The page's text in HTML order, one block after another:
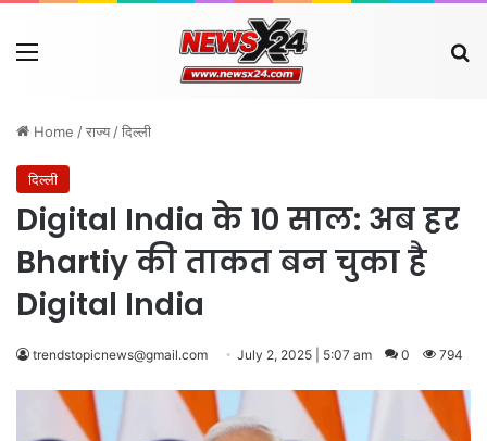
Menu
Home /राज्य /दिल्ली
दिल्ली
Digital India के 10 साल: अब हर
Bhartiy की ताकत बन चुका है
Digital India
trendstopicnews@gmail.com July 2, 2025 | 5:07 am 0 794